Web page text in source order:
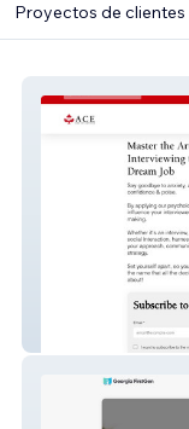
Proyectos de clientes
Ace The Interviews